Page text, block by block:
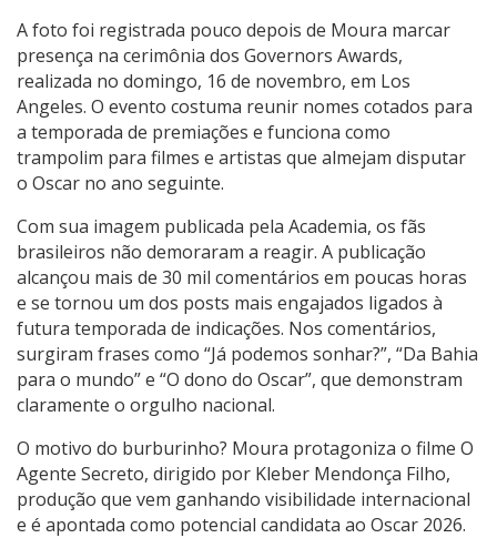
A foto foi registrada pouco depois de Moura marcar
presença na cerimônia dos Governors Awards,
realizada no domingo, 16 de novembro, em Los
Angeles. O evento costuma reunir nomes cotados para
a temporada de premiações e funciona como
trampolim para filmes e artistas que almejam disputar
o Oscar no ano seguinte.
Com sua imagem publicada pela Academia, os fãs
brasileiros não demoraram a reagir. A publicação
alcançou mais de 30 mil comentários em poucas horas
e se tornou um dos posts mais engajados ligados à
futura temporada de indicações. Nos comentários,
surgiram frases como “Já podemos sonhar?”, “Da Bahia
para o mundo” e “O dono do Oscar”, que demonstram
claramente o orgulho nacional.
O motivo do burburinho? Moura protagoniza o filme O
Agente Secreto, dirigido por Kleber Mendonça Filho,
produção que vem ganhando visibilidade internacional
e é apontada como potencial candidata ao Oscar 2026.